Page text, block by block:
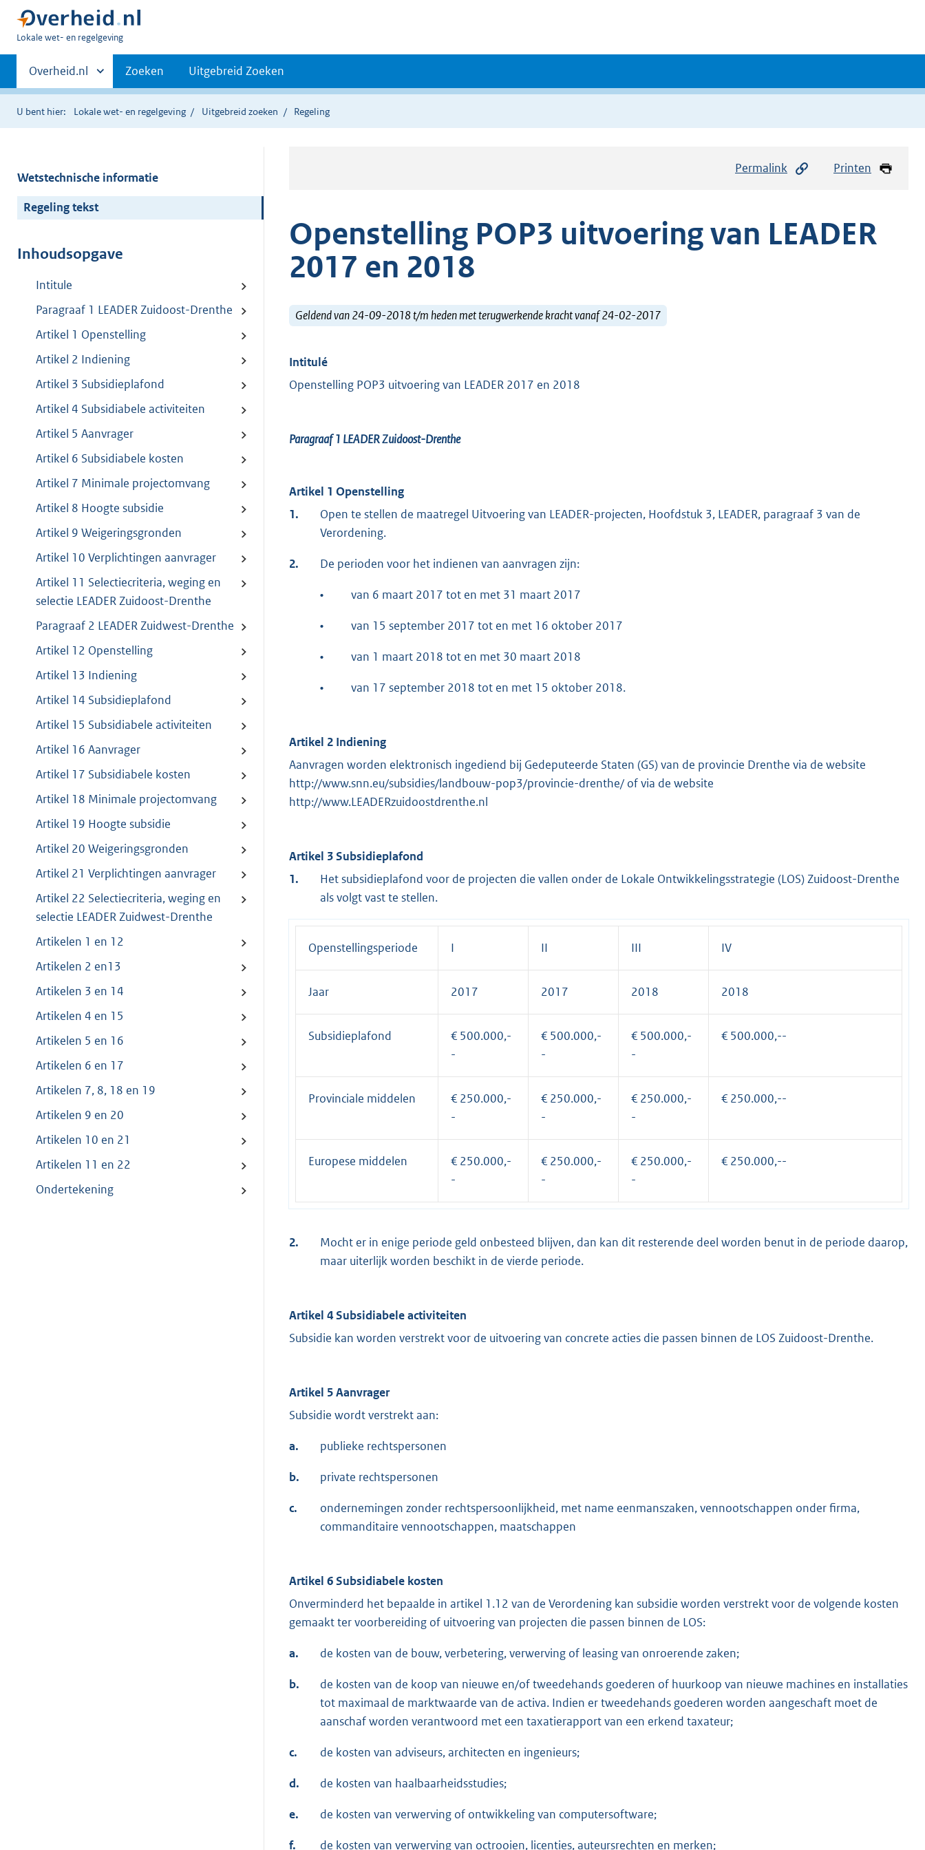
U
hier:
Lokale wet- en regelgeving
Primaire
navigatie
Andere
sites
binnen
Overheid.nl Zoeken Uitgebreid Zoeken
U bent hier: Lokale wet- en regelgeving Uitgebreid zoeken Regeling
Wetstechnische informatie
Regeling tekst
Inhoudsopgave
Intitule
Paragraaf 1 LEADER Zuidoost-Drenthe
Artikel 1 Openstelling
Artikel 2 Indiening
Artikel 3 Subsidieplafond
Artikel 4 Subsidiabele activiteiten
Artikel 5 Aanvrager
Artikel 6 Subsidiabele kosten
Artikel 7 Minimale projectomvang
Artikel 8 Hoogte subsidie
Artikel 9 Weigeringsgronden
Artikel 10 Verplichtingen aanvrager
Artikel 11 Selectiecriteria, weging en
selectie LEADER Zuidoost-Drenthe
Paragraaf 2 LEADER Zuidwest-Drenthe
Artikel 12 Openstelling
Artikel 13 Indiening
Artikel 14 Subsidieplafond
Artikel 15 Subsidiabele activiteiten
Artikel 16 Aanvrager
Artikel 17 Subsidiabele kosten
Artikel 18 Minimale projectomvang
Artikel 19 Hoogte subsidie
Artikel 20 Weigeringsgronden
Artikel 21 Verplichtingen aanvrager
Artikel 22 Selectiecriteria, weging en
selectie LEADER Zuidwest-Drenthe
Artikelen 1 en 12
Artikelen 2 en13
Artikelen 3 en 14
Artikelen 4 en 15
Artikelen 5 en 16
Artikelen 6 en 17
Artikelen 7, 8, 18 en 19
Artikelen 9 en 20
Artikelen 10 en 21
Artikelen 11 en 22
Ondertekening
Permalink Printen
Openstelling POP3 uitvoering van LEADER
2017 en 2018
Geldend van 24-09-2018 t/m heden met terugwerkende kracht vanaf 24-02-2017
Intitulé
Openstelling POP3 uitvoering van LEADER 2017 en 2018
Paragraaf 1 LEADER Zuidoost-Drenthe
Artikel 1 Openstelling
1.
Open te stellen de maatregel Uitvoering van LEADER-projecten, Hoofdstuk 3, LEADER, paragraaf 3 van de
Verordening.
2. De perioden voor het indienen van aanvragen zijn:
• van 6 maart 2017 tot en met 31 maart 2017
• van 15 september 2017 tot en met 16 oktober 2017
• van 1 maart 2018 tot en met 30 maart 2018
• van 17 september 2018 tot en met 15 oktober 2018.
Artikel 2 Indiening
Aanvragen worden elektronisch ingediend bij Gedeputeerde Staten (GS) van de provincie Drenthe via de website
http://www.snn.eu/subsidies/landbouw-pop3/provincie-drenthe/ of via de website
http://www.LEADERzuidoostdrenthe.nl
Artikel 3 Subsidieplafond
1.
Het subsidieplafond voor de projecten die vallen onder de Lokale Ontwikkelingsstrategie (LOS) Zuidoost-Drenthe
als volgt vast te stellen.
Openstellingsperiode I II III IV
Jaar 2017 2017 2018 2018
Subsidieplafond
€ 500.000,-
-
€ 500.000,-
-
€ 500.000,-
-
€ 500.000,--
Provinciale middelen
€ 250.000,-
-
€ 250.000,-
-
€ 250.000,-
-
€ 250.000,--
Europese middelen
€ 250.000,-
-
€ 250.000,-
-
€ 250.000,-
-
€ 250.000,--
2.
Mocht er in enige periode geld onbesteed blijven, dan kan dit resterende deel worden benut in de periode daarop,
maar uiterlijk worden beschikt in de vierde periode.
Artikel 4 Subsidiabele activiteiten
Subsidie kan worden verstrekt voor de uitvoering van concrete acties die passen binnen de LOS Zuidoost-Drenthe.
Artikel 5 Aanvrager
Subsidie wordt verstrekt aan:
a. publieke rechtspersonen
b. private rechtspersonen
c.
ondernemingen zonder rechtspersoonlijkheid, met name eenmanszaken, vennootschappen onder firma,
commanditaire vennootschappen, maatschappen
Artikel 6 Subsidiabele kosten
Onverminderd het bepaalde in artikel 1.12 van de Verordening kan subsidie worden verstrekt voor de volgende kosten
gemaakt ter voorbereiding of uitvoering van projecten die passen binnen de LOS:
a. de kosten van de bouw, verbetering, verwerving of leasing van onroerende zaken;
b.
de kosten van de koop van nieuwe en/of tweedehands goederen of huurkoop van nieuwe machines en installaties
tot maximaal de marktwaarde van de activa. Indien er tweedehands goederen worden aangeschaft moet de
aanschaf worden verantwoord met een taxatierapport van een erkend taxateur;
c. de kosten van adviseurs, architecten en ingenieurs;
d. de kosten van haalbaarheidsstudies;
e. de kosten van verwerving of ontwikkeling van computersoftware;
f. de kosten van verwerving van octrooien, licenties, auteursrechten en merken;